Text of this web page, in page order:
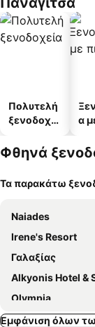
Πολυτελή
ξενοδοχεί
α
Φθηνά
Τα παρακάτω
Naiades
Irene's Resort
Γαλαξίας
Alkyonis Hotel &
Olympia
Νύμφες
Εμφάνιση όλων